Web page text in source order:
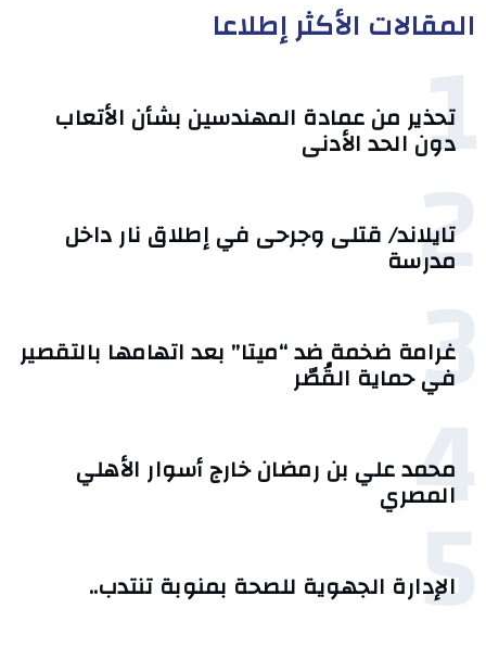
المقالات الأكثر إطلاعا
1
تحذير من عمادة المهندسين بشأن الأتعاب
دون الحد الأدنى
2
تايلاند/ قتلى وجرحى في إطلاق نار داخل
مدرسة
3
غرامة ضخمة ضد “ميتا” بعد اتهامها بالتقصير
في حماية القُصّر
4
محمد علي بن رمضان خارج أسوار الأهلي
المصري
5
الإدارة الجهوية للصحة بمنوبة تنتدب..